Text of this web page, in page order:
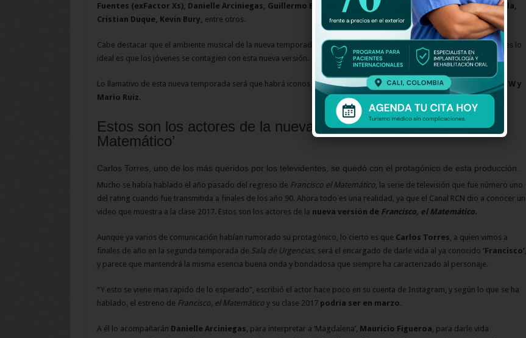
Fuentes (exFactor Xs), Danielle Arciniegas, Guillermo Blanco, Victoria Ortiz, Édinson Gil, Juan Felipe Arcila,
Cristian Duque, Kevin Bury, entre otros.
Cabe destacar que el ambiente musical de la nueva temporada será muy diferente y estará a cargo de Mike Bahía, pues lo
ideal es que los jóvenes se contagien con esta nueva versión.
Lo llamativo de esta nueva temporada será que habrá iconos juveniles relevantes de YouTube como
Luisa Fernanda W y
Mario Ruíz.
Estos son los actores de la nueva versión de ‘Francisco, el
Matemático’
Carlos Torres, uno de los más queridos por los televidentes, se quedó con el protagónico de esta producción.
Mucho se había hablado el año pasado del regreso de Francisco el Matemático, la serie de televisión que fue número uno
del rating cuando fue transmitida a finales de los año 90. Ahora todo es una realidad, ya que el Canal RCN dio a conocer un
video que muestra a la clase 2017. Estos son los actores de la nueva versión de Francisco, el Matemático.
Aunque ya varios de comunicación habían rumorado su protagónico, lo cierto es que Carlos Torres , a quien vimos a
finales de año en la segunda temporada de Sala de Urgencias, será el encargado de darle vida al ya conocido ‘Francisco’,
y parece que mantendrá la misma esencia buena onda y bondadosa que siempre ha caracterizado al personaje.
“Y esto se viene mas rapido de lo esperado”, escribió el actor hace poco en su cuenta de Instagram, y según lo que se ha
hablado, el estreno de Francisco, el Matemáticoy su clase 2017 podría ser en marzo.
A él lo acompañarán Danielle Arciniegas , para interpretar a ‘Magdalena’, Mauricio Figueroa , para darle vida